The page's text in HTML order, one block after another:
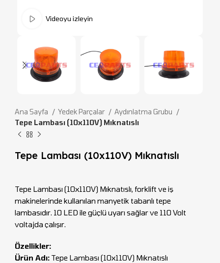
Videoyu izleyin
Ana Sayfa Yedek Parçalar
Aydınlatma Grubu
Tepe Lambası (10x110V) Mıknatıslı
Tepe Lambası (10x110V) Mıknatıslı
Tepe Lambası (10x110V) Mıknatıslı, forklift ve iş
makinelerinde kullanılan manyetik tabanlı tepe
lambasıdır. 10 LED ile güçlü uyarı sağlar ve 110 Volt
voltajda çalışır.
Özellikler:
Ürün Adı: Tepe Lambası (10x110V) Mıknatıslı